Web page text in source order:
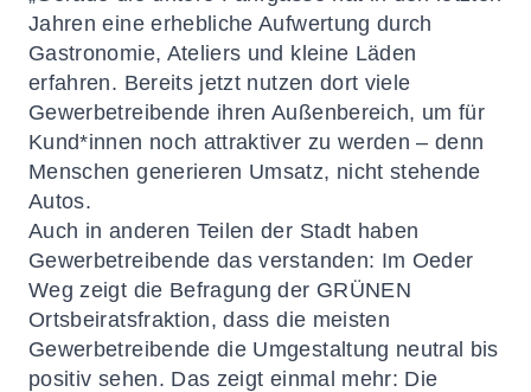
Jahren eine erhebliche Aufwertung durch
Gastronomie, Ateliers und kleine Läden
erfahren. Bereits jetzt nutzen dort viele
Gewerbetreibende ihren Außenbereich, um für
Kund*innen noch attraktiver zu werden – denn
Menschen generieren Umsatz, nicht stehende
Autos.
Auch in anderen Teilen der Stadt haben
Gewerbetreibende das verstanden: Im Oeder
Weg zeigt die Befragung der GRÜNEN
Ortsbeiratsfraktion, dass die meisten
Gewerbetreibende die Umgestaltung neutral bis
positiv sehen. Das zeigt einmal mehr: Die